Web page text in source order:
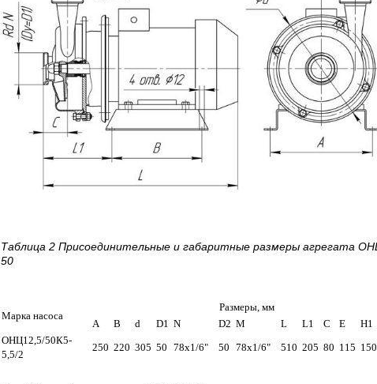
Таблица 2 Присоединительные и габаритные размеры агрегата
50
Марка насоса
Размеры, мм
A
B d D1 N D2 M L L1 C E H1
ОНЦ12,5/50К5-
5,5/2
250 220 305 50 78х1/6" 50 78х1/6" 510 205 80 115 150